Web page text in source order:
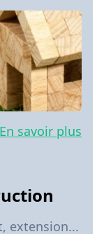
En savoir plus
extension...